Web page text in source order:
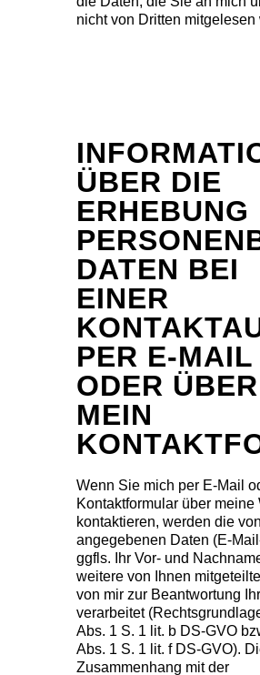
nicht von Dritten mitgelesen
ÜBER DIE
ERHEBUNG
DATEN BEI
EINER
PER E-MAIL
ODER ÜBER
MEIN
Wenn Sie mich per E-Mail
Kontaktformular über meine
kontaktieren, werden die
angegebenen Daten (E-
ggfls. Ihr Vor- und
weitere von Ihnen
von mir zur Beantwortung
verarbeitet
Abs. 1 S. 1 lit. b DS-GVO
Abs. 1 S. 1 lit. f DS-GVO).
Zusammenhang mit der